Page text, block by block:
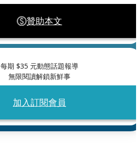
贊助本文
每期 $35 元動態話題報導
無限閱讀解鎖新鮮事
加入訂閱會員